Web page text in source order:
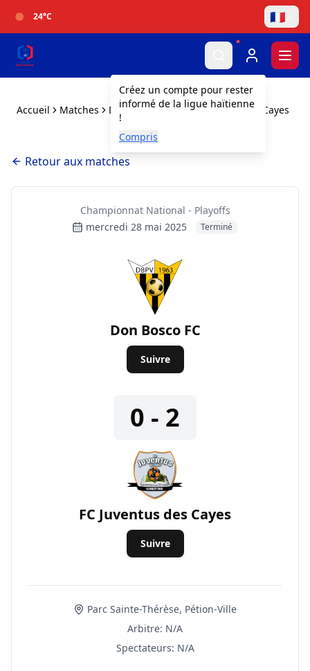
24°C 🇫🇷
Créez un compte pour rester
informé de la ligue haïtienne
!
Compris
Accueil Matches Don Bosco FC vs FC Juventus des Cayes
Retour aux matches
Championnat National - Playoffs
mercredi 28 mai 2025
Terminé
Don Bosco FC
Suivre
0 - 2
FC Juventus des Cayes
Suivre
Parc Sainte-Thérèse, Pétion-Ville
Arbitre: N/A
Spectateurs: N/A